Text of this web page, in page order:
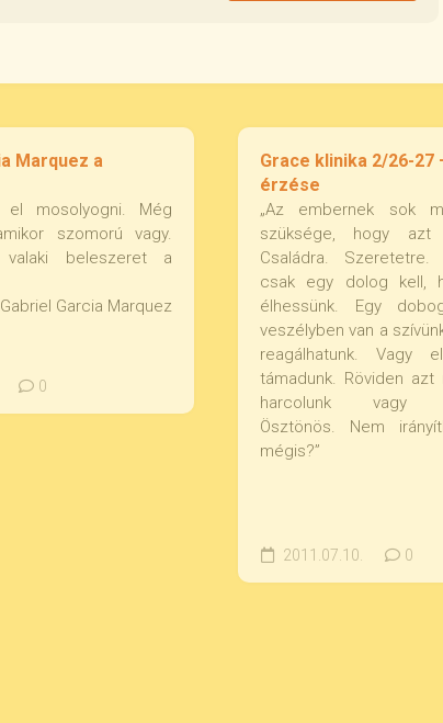
Marquez a
el mosolyogni. Még
szomorú vagy.
beleszeret a
Gabriel Garcia Marquez
0
Grace klinika 2/26-27
érzése
„Az embernek sok
szüksége, hogy azt
Családra.
csak egy dolog kell,
élhessünk. Egy
veszélyben van a
reagálhatunk. Vagy
támadunk. Röviden azt
harcolunk vagy
Ösztönös. Nem
mégis?”
2011.07.10. 0